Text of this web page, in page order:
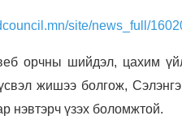
site/news_full/
орчны шийдэл, цахим
жишээ болгож,
нэвтэрч үзэх боломжтой.